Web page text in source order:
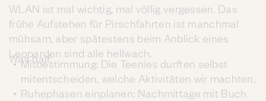
WLAN ist mal wichtig, mal völlig vergessen. Das
frühe Aufstehen für Pirschfahrten ist manchmal
mühsam, aber spätestens beim Anblick eines
Leoparden sind alle hellwach.
Was half:
Mitbestimmung: Die Teenies durften selbst
mitentscheiden, welche Aktivitäten wir machten.
Ruhephasen einplanen: Nachmittage mit Buch